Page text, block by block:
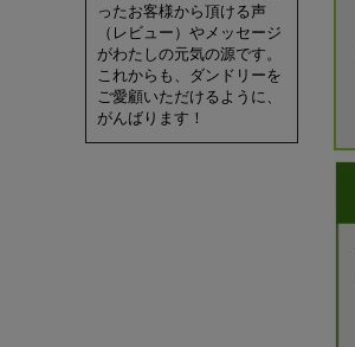
ったお客様から頂ける声
（レビュー）やメッセージ
がわたしの元気の源です。
これからも、ダンドリーを
ご愛顧いただけるように、
がんばります！